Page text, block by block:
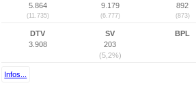
5.864
(11.735)
9.179
(6.777)
892
(873)
DTV
3.908
SV
203
(5,2%)
BPL
Infos...